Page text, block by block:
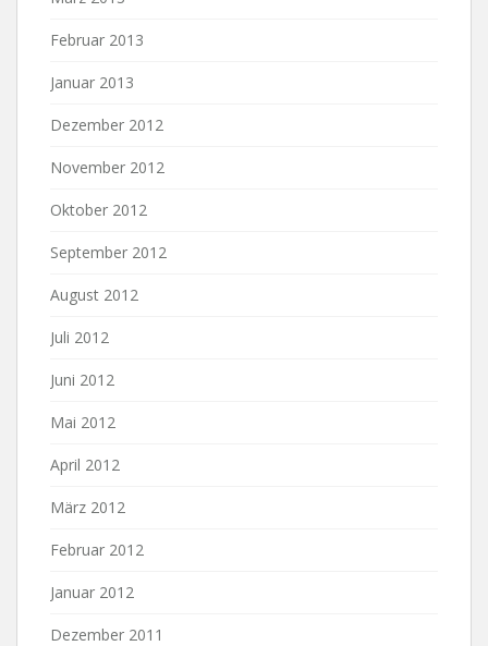
Februar 2013
Januar 2013
Dezember 2012
November 2012
Oktober 2012
September 2012
August 2012
Juli 2012
Juni 2012
Mai 2012
April 2012
März 2012
Februar 2012
Januar 2012
Dezember 2011